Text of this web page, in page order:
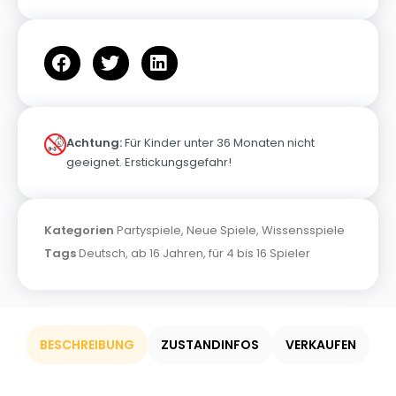
Achtung:Für Kinder unter 36 Monaten nicht
geeignet. Erstickungsgefahr!
Kategorien Partyspiele, Neue Spiele, Wissensspiele
TagsDeutsch, ab 16 Jahren, für 4 bis 16 Spieler
BESCHREIBUNG ZUSTANDINFOS VERKAUFEN